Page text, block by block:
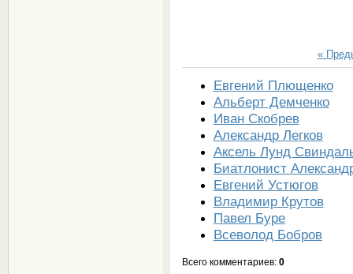
«
Евгений Плющенко
Альберт Демченко
Иван Скобрев
Александр Легков
Аксель Лунд
Биатлонист
Евгений Устюгов
Владимир Крутов
Павел Буре
Всеволод Бобров
Всего комментариев: 0